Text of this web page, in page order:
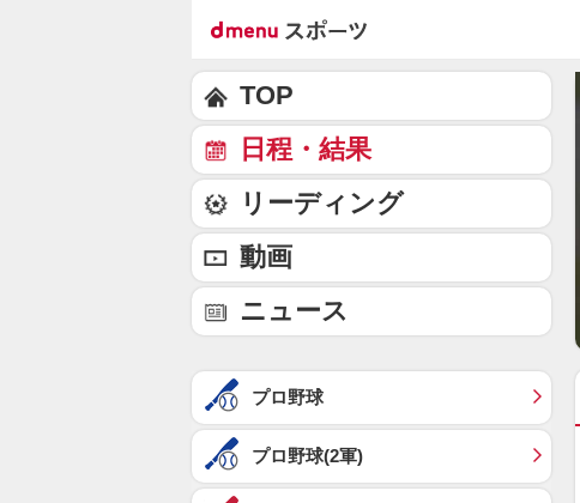
TOP
日程・結果
リーディング
動画
ニュース
プロ野球
プロ野球(2軍)